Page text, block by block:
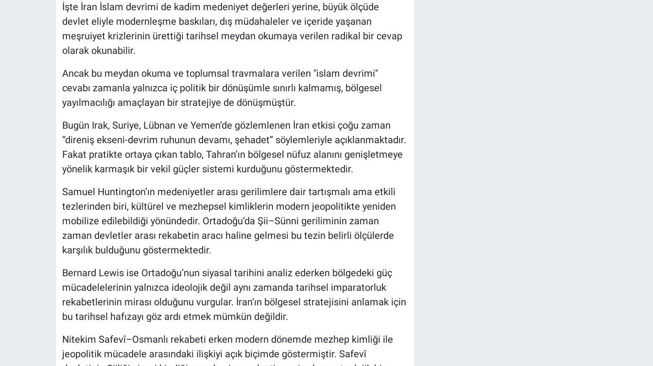
İşte İran İslam devrimi de kadim medeniyet değerleri yerine, büyük ölçüde
devlet eliyle modernleşme baskıları, dış müdahaleler ve içeride yaşanan
meşruiyet krizlerinin ürettiği tarihsel meydan okumaya verilen radikal bir cevap
olarak okunabilir.
Ancak bu meydan okuma ve toplumsal travmalara verilen "islam devrimi"
cevabı zamanla yalnızca iç politik bir dönüşümle sınırlı kalmamış, bölgesel
yayılmacılığı amaçlayan bir stratejiye de dönüşmüştür.
Bugün Irak, Suriye, Lübnan ve Yemen’de gözlemlenen İran etkisi çoğu zaman
“direniş ekseni-devrim ruhunun devamı, şehadet” söylemleriyle açıklanmaktadır.
Fakat pratikte ortaya çıkan tablo, Tahran’ın bölgesel nüfuz alanını genişletmeye
yönelik karmaşık bir vekil güçler sistemi kurduğunu göstermektedir.
Samuel Huntington’ın medeniyetler arası gerilimlere dair tartışmalı ama etkili
tezlerinden biri, kültürel ve mezhepsel kimliklerin modern jeopolitikte yeniden
mobilize edilebildiği yönündedir. Ortadoğu’da Şii–Sünni geriliminin zaman
zaman devletler arası rekabetin aracı haline gelmesi bu tezin belirli ölçülerde
karşılık bulduğunu göstermektedir.
Bernard Lewis ise Ortadoğu’nun siyasal tarihini analiz ederken bölgedeki güç
mücadelelerinin yalnızca ideolojik değil aynı zamanda tarihsel imparatorluk
rekabetlerinin mirası olduğunu vurgular. İran’ın bölgesel stratejisini anlamak için
bu tarihsel hafızayı göz ardı etmek mümkün değildir.
Nitekim Safevî–Osmanlı rekabeti erken modern dönemde mezhep kimliği ile
jeopolitik mücadele arasındaki ilişkiyi açık biçimde göstermiştir. Safevî